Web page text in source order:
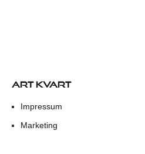
ART KVART
Impressum
Marketing